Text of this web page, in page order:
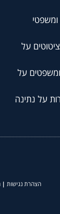
על
על
על נתינה
הצהרת נגישות |